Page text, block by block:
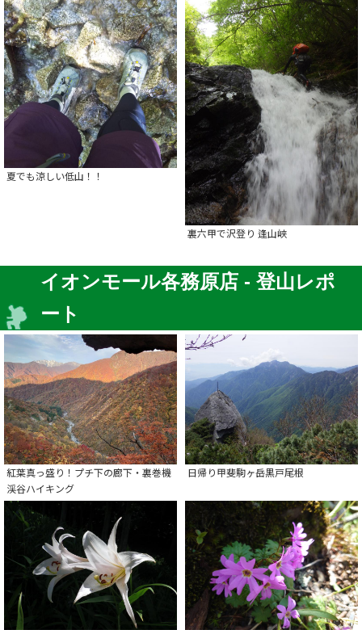
夏でも涼しい低山！！
裏六甲で沢登り 逢山峡
イオンモール各務原店 - 登山レポ
ート
紅葉真っ盛り！プチ下の廊下・裏巻機
渓谷ハイキング
日帰り甲斐駒ヶ岳黒戸尾根